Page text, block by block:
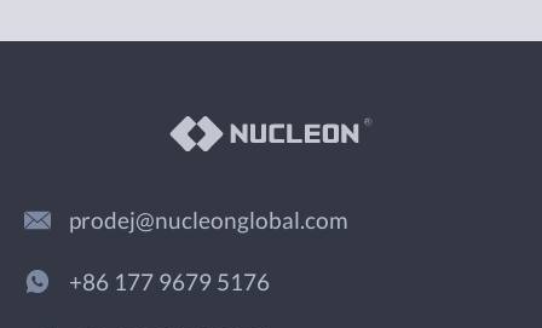
prodej@nucleonglobal.com
+86 177 9679 5176